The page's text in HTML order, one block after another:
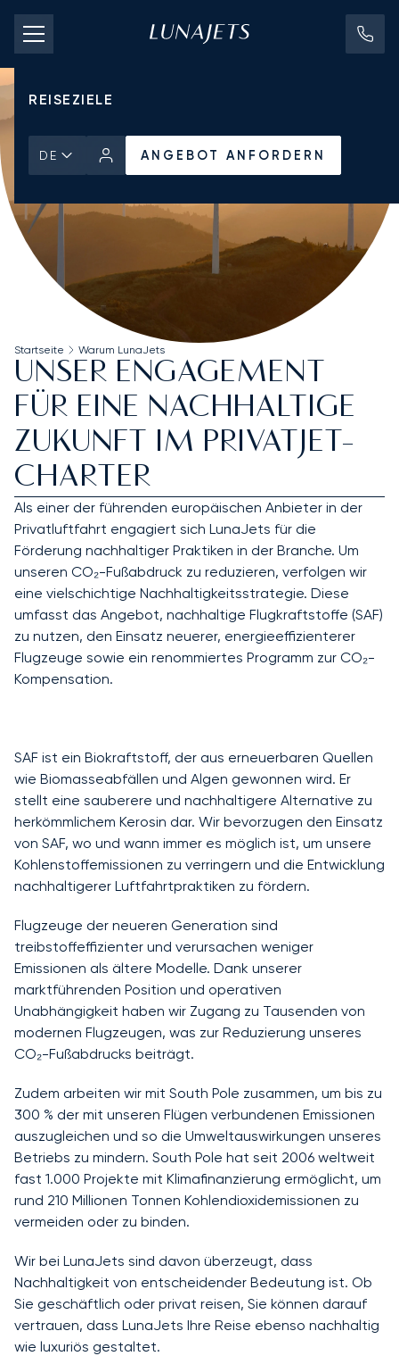
CHARTERPREISE
PRIVATJETS
REISEZIELE
DE ANGEBOT ANFORDERN
Startseite Warum LunaJets
UNSER ENGAGEMENT
FÜR EINE NACHHALTIGE
ZUKUNFT IM PRIVATJET-
CHARTER
Als einer der führenden europäischen Anbieter in der
Privatluftfahrt engagiert sich LunaJets für die
Förderung nachhaltiger Praktiken in der Branche. Um
unseren CO₂-Fußabdruck zu reduzieren, verfolgen wir
eine vielschichtige Nachhaltigkeitsstrategie. Diese
umfasst das Angebot, nachhaltige Flugkraftstoffe (SAF)
zu nutzen, den Einsatz neuerer, energieeffizienterer
Flugzeuge sowie ein renommiertes Programm zur CO₂-
Kompensation.
SAF ist ein Biokraftstoff, der aus erneuerbaren Quellen
wie Biomasseabfällen und Algen gewonnen wird. Er
stellt eine sauberere und nachhaltigere Alternative zu
herkömmlichem Kerosin dar. Wir bevorzugen den Einsatz
von SAF, wo und wann immer es möglich ist, um unsere
Kohlenstoffemissionen zu verringern und die Entwicklung
nachhaltigerer Luftfahrtpraktiken zu fördern.
Flugzeuge der neueren Generation sind
treibstoffeffizienter und verursachen weniger
Emissionen als ältere Modelle. Dank unserer
marktführenden Position und operativen
Unabhängigkeit haben wir Zugang zu Tausenden von
modernen Flugzeugen, was zur Reduzierung unseres
CO₂-Fußabdrucks beiträgt.
Zudem arbeiten wir mit South Pole zusammen, um bis zu
300 % der mit unseren Flügen verbundenen Emissionen
auszugleichen und so die Umweltauswirkungen unseres
Betriebs zu mindern. South Pole hat seit 2006 weltweit
fast 1.000 Projekte mit Klimafinanzierung ermöglicht, um
rund 210 Millionen Tonnen Kohlendioxidemissionen zu
vermeiden oder zu binden.
Wir bei LunaJets sind davon überzeugt, dass
Nachhaltigkeit von entscheidender Bedeutung ist. Ob
Sie geschäftlich oder privat reisen, Sie können darauf
vertrauen, dass LunaJets Ihre Reise ebenso nachhaltig
wie luxuriös gestaltet.